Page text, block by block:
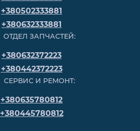
+380502333881
+380632333881
ОТДЕЛ ЗАПЧАСТЕЙ:
+380632372223
+380442372223
СЕРВИС И РЕМОНТ:
+380635780812
+380445780812